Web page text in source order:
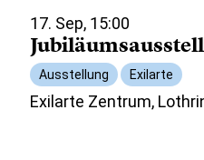
17. Sep, 15:00
Ausstellung Exilarte
Exilarte Zentrum,